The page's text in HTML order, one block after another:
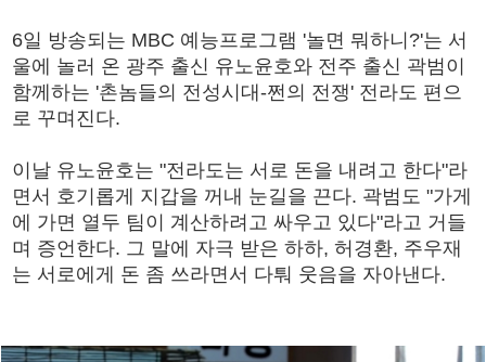
6일 방송되는 MBC 예능프로그램 '놀면 뭐하니?'는 서
울에 놀러 온 광주 출신 유노윤호와 전주 출신 곽범이
함께하는 '촌놈들의 전성시대-쩐의 전쟁' 전라도 편으
로 꾸며진다.
이날 유노윤호는 "전라도는 서로 돈을 내려고 한다"라
면서 호기롭게 지갑을 꺼내 눈길을 끈다. 곽범도 "가게
에 가면 열두 팀이 계산하려고 싸우고 있다"라고 거들
며 증언한다. 그 말에 자극 받은 하하, 허경환, 주우재
는 서로에게 돈 좀 쓰라면서 다퉈 웃음을 자아낸다.